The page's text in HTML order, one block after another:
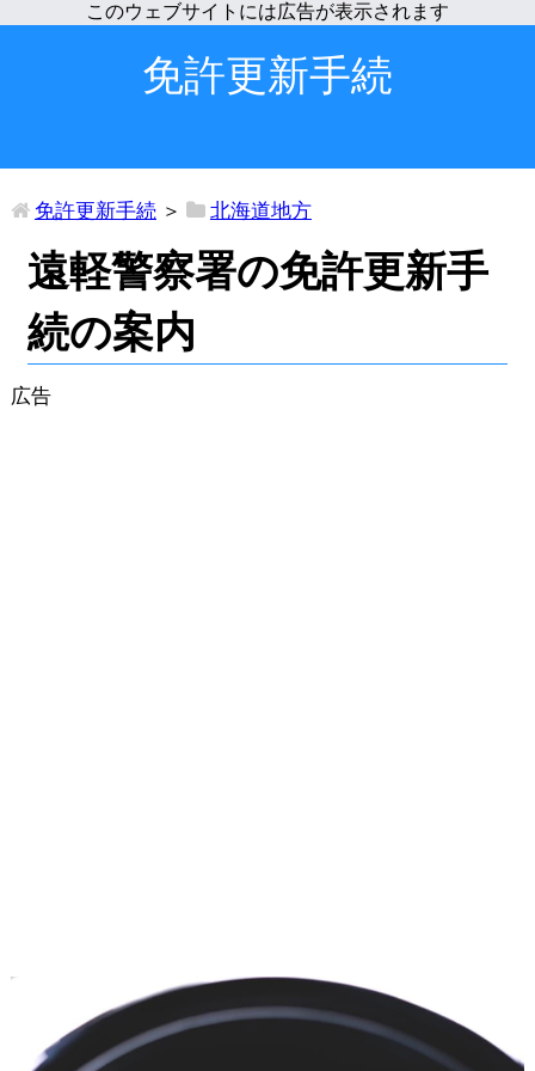
免許更新手続
免許更新手続＞ 北海道地方
遠軽警察署の免許更新手
続の案内
広告